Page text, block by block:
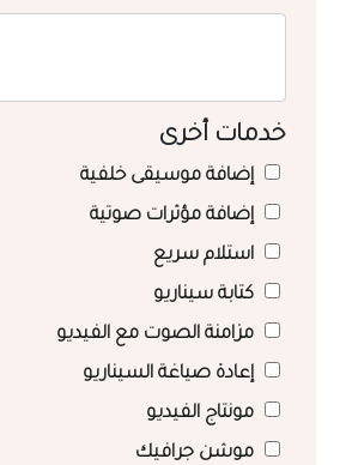
خدمات أخرى
إضافة موسيقى خلفية
إضافة مؤثرات صوتية
استلام سريع
كتابة سيناريو
مزامنة الصوت مع الفيديو
إعادة صياغة السيناريو
مونتاج الفيديو
موشن جرافيك